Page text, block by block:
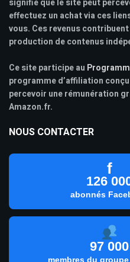
signifie que le site peut
effectuez un achat via ces
vous. Ces revenus
production de contenus
Ce site participe au
programme d’affiliation
percevoir une rémunération
Amazon.fr.
NOUS CONTACTER
f
126
abonnés
97 000
membres du